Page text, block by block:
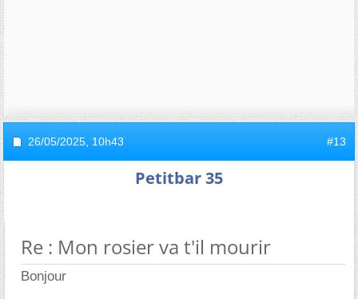
26/05/2025, 10h43 #13
Petitbar 35
Re : Mon rosier va t'il mourir
Bonjour